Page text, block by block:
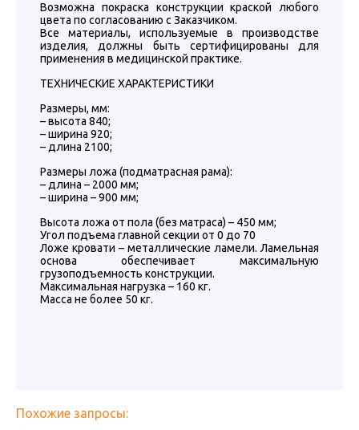
Возможна покраска конструкции краской любого
цвета по согласованию с Заказчиком.
Все материалы, используемые в производстве
изделия, должны быть сертифицированы для
применения в медицинской практике.
ТЕХНИЧЕСКИЕ ХАРАКТЕРИСТИКИ
Размеры, мм:
– высота 840;
– ширина 920;
– длина 2100;
Размеры ложа (подматрасная рама):
– длина – 2000 мм;
– ширина – 900 мм;
Высота ложа от пола (без матраса) – 450 мм;
Угол подъема главной секции от 0 до 70
Ложе кровати – металлические ламели. Ламельная
основа обеспечивает максимальную
грузоподъемность конструкции.
Максимальная нагрузка – 160 кг.
Масса не более 50 кг.
Похожие запросы: